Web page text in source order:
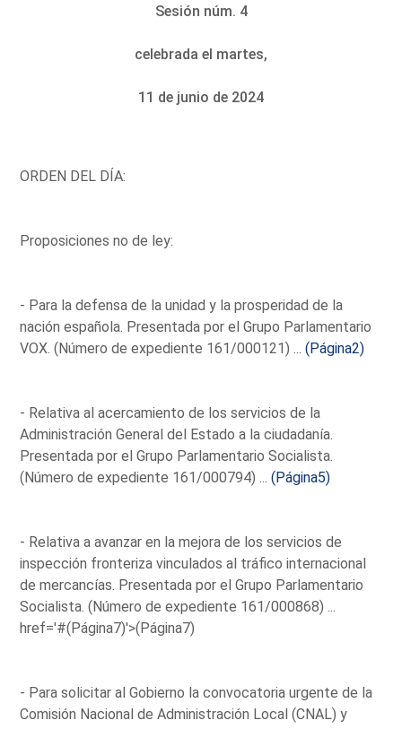
Sesión núm. 4
celebrada el martes,
11 de junio de 2024
ORDEN DEL DÍA:
Proposiciones no de ley:
- Para la defensa de la unidad y la prosperidad de la
nación española. Presentada por el Grupo Parlamentario
VOX. (Número de expediente 161/000121) ...(Página2)
- Relativa al acercamiento de los servicios de la
Administración General del Estado a la ciudadanía.
Presentada por el Grupo Parlamentario Socialista.
(Número de expediente 161/000794) ...(Página5)
- Relativa a avanzar en la mejora de los servicios de
inspección fronteriza vinculados al tráfico internacional
de mercancías. Presentada por el Grupo Parlamentario
Socialista. (Número de expediente 161/000868) ...
href='#(Página7)'>(Página7)
- Para solicitar al Gobierno la convocatoria urgente de la
Comisión Nacional de Administración Local (CNAL) y